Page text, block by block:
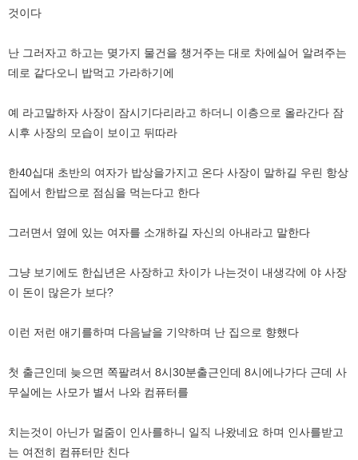
것이다
난 그러자고 하고는 몆가지 물건을 챙거주는 대로 차에실어 알려주는
데로 같다오니 밥먹고 가라하기에
예 라고말하자 사장이 잠시기다리라고 하더니 이층으로 올라간다 잠
시후 사장의 모습이 보이고 뒤따라
한40십대 초반의 여자가 밥상을가지고 온다 사장이 말하길 우린 항상
집에서 한밥으로 점심을 먹는다고 한다
그러면서 옆에 있는 여자를 소개하길 자신의 아내라고 말한다
그냥 보기에도 한십년은 사장하고 차이가 나는것이 내생각에 야 사장
이 돈이 많은가 보다?
이런 저런 애기를하며 다음날을 기약하며 난 집으로 향했다
첫 출근인데 늦으면 쪽팔려서 8시30분출근인데 8시에나가다 근데 사
무실에는 사모가 별서 나와 컴퓨터를
치는것이 아닌가 멀줌이 인사를하니 일직 나왔네요 하며 인사를받고
는 여전히 컴퓨터만 친다